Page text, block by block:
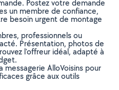
Postez votre demande
un membre de confiance,
besoin urgent de montage
professionnels ou
Présentation, photos de
l'offreur idéal, adapté à
messagerie AlloVoisins pour
grâce aux outils